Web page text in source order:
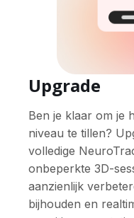
Upgrade
Ben je klaar om je
niveau te tillen?
volledige
onbeperkte 3D-
aanzienlijk
bijhouden en